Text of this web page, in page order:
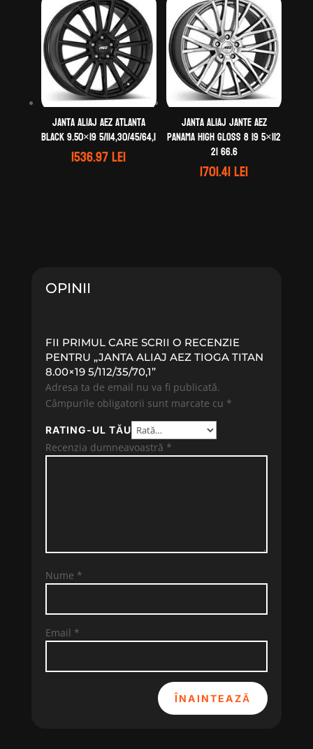
Janta aliaj AEZ Atlanta
black 9.50×19 5/114,30/45/64,1
1536.97lei
Janta aliaj Jante AEZ
Panama high gloss 8 19 5×112
21 66.6
1701.41lei
OPINII
FII PRIMUL CARE SCRII O RECENZIE
PENTRU „JANTA ALIAJ AEZ TIOGA TITAN
8.00×19 5/112/35/70,1”
Adresa ta de email nu va fi publicată.
Câmpurile obligatorii sunt marcate cu *
RATING-UL TĂU
Recenzia dumneavoastră *
Nume *
Email *
ÎNAINTEAZĂ